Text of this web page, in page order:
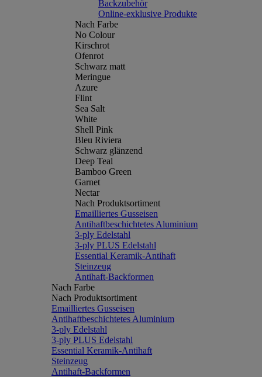
Backzubehör
Online-exklusive Produkte
Nach Farbe
No Colour
Kirschrot
Ofenrot
Schwarz matt
Meringue
Azure
Flint
Sea Salt
White
Shell Pink
Bleu Riviera
Schwarz glänzend
Deep Teal
Bamboo Green
Garnet
Nectar
Nach Produktsortiment
Emailliertes Gusseisen
Antihaftbeschichtetes Aluminium
3-ply Edelstahl
3-ply PLUS Edelstahl
Essential Keramik-Antihaft
Steinzeug
Antihaft-Backformen
Nach Farbe
Nach Produktsortiment
Emailliertes Gusseisen
Antihaftbeschichtetes Aluminium
3-ply Edelstahl
3-ply PLUS Edelstahl
Essential Keramik-Antihaft
Steinzeug
Antihaft-Backformen